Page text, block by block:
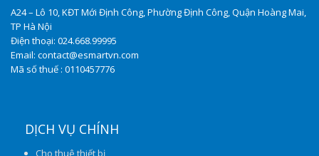
A24 – Lô 10, KĐT Mới Định Công, Phường Định Công, Quận Hoàng Mai,
TP Hà Nội
Điện thoại: 024.668.99995
Email: contact@esmartvn.com
Mã số thuế : 0110457776
DỊCH VỤ CHÍNH
Cho thuê thiết bị